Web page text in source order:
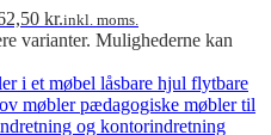
kr.inkl. moms.
varianter. Mulighederne kan